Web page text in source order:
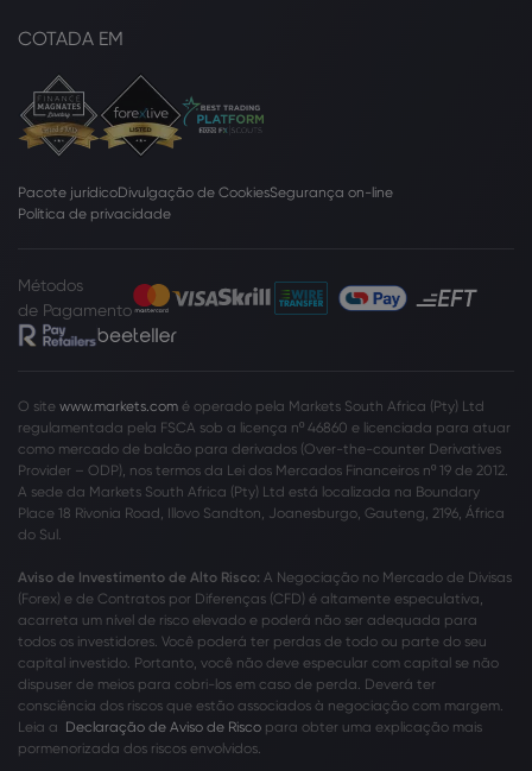
COTADA EM
Pacote jurídicoDivulgação de CookiesSegurança on-line
Política de privacidade
Métodos
de Pagamento
O site www.markets.com é operado pela Markets South Africa (Pty) Ltd
regulamentada pela FSCA sob a licença nº 46860 e licenciada para atuar
como mercado de balcão para derivados (Over-the-counter Derivatives
Provider – ODP), nos termos da Lei dos Mercados Financeiros nº 19 de 2012.
A sede da Markets South Africa (Pty) Ltd está localizada na Boundary
Place 18 Rivonia Road, Illovo Sandton, Joanesburgo, Gauteng, 2196, África
do Sul.
Aviso de Investimento de Alto Risco: A Negociação no Mercado de Divisas
(Forex) e de Contratos por Diferenças (CFD) é altamente especulativa,
acarreta um nível de risco elevado e poderá não ser adequada para
todos os investidores. Você poderá ter perdas de todo ou parte do seu
capital investido. Portanto, você não deve especular com capital se não
dispuser de meios para cobri-los em caso de perda. Deverá ter
consciência dos riscos que estão associados à negociação com margem.
Leia a Declaração de Aviso de Risco para obter uma explicação mais
pormenorizada dos riscos envolvidos.